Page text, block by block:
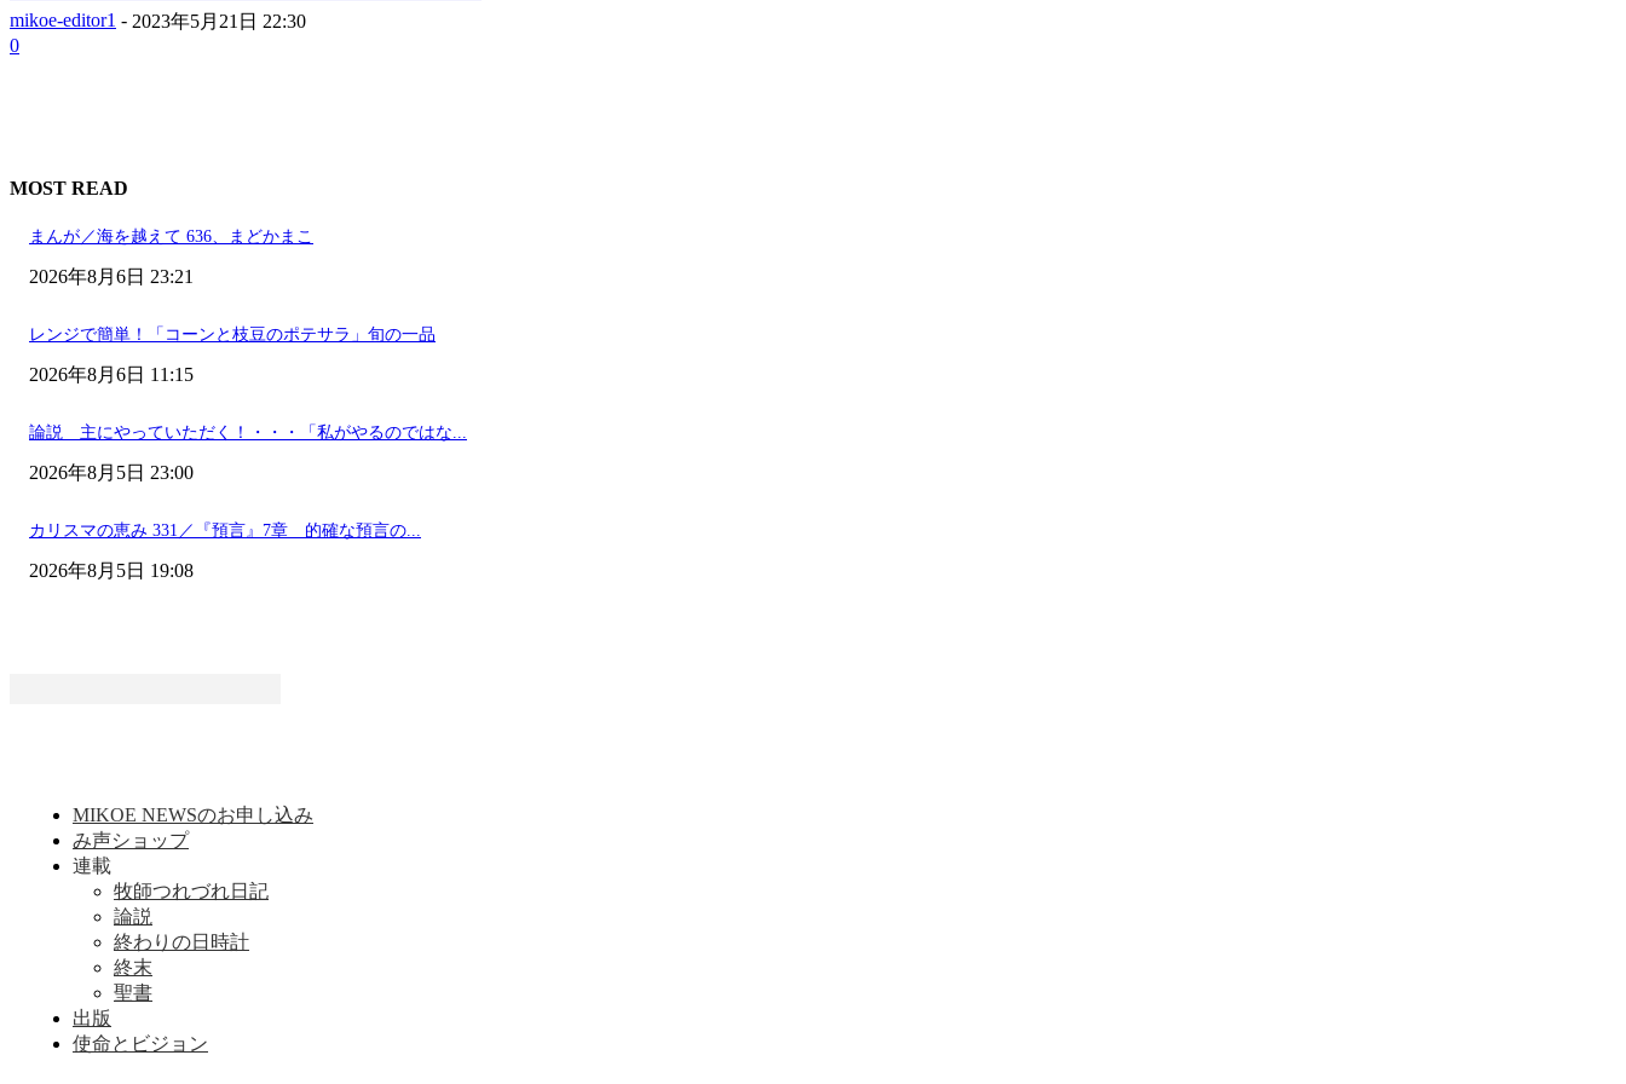
mikoe-editor1 - 2023年5月21日 22:30
0
MOST READ
まんが／海を越えて 636、まどかまこ
2026年8月6日 23:21
レンジで簡単！「コーンと枝豆のポテサラ」旬の一品
2026年8月6日 11:15
論説 主にやっていただく！・・・「私がやるのではな...
2026年8月5日 23:00
カリスマの恵み 331／『預言』7章 的確な預言の...
2026年8月5日 19:08
MIKOE NEWSのお申し込み
み声ショップ
連載
牧師つれづれ日記
論説
終わりの日時計
終末
聖書
出版
使命とビジョン